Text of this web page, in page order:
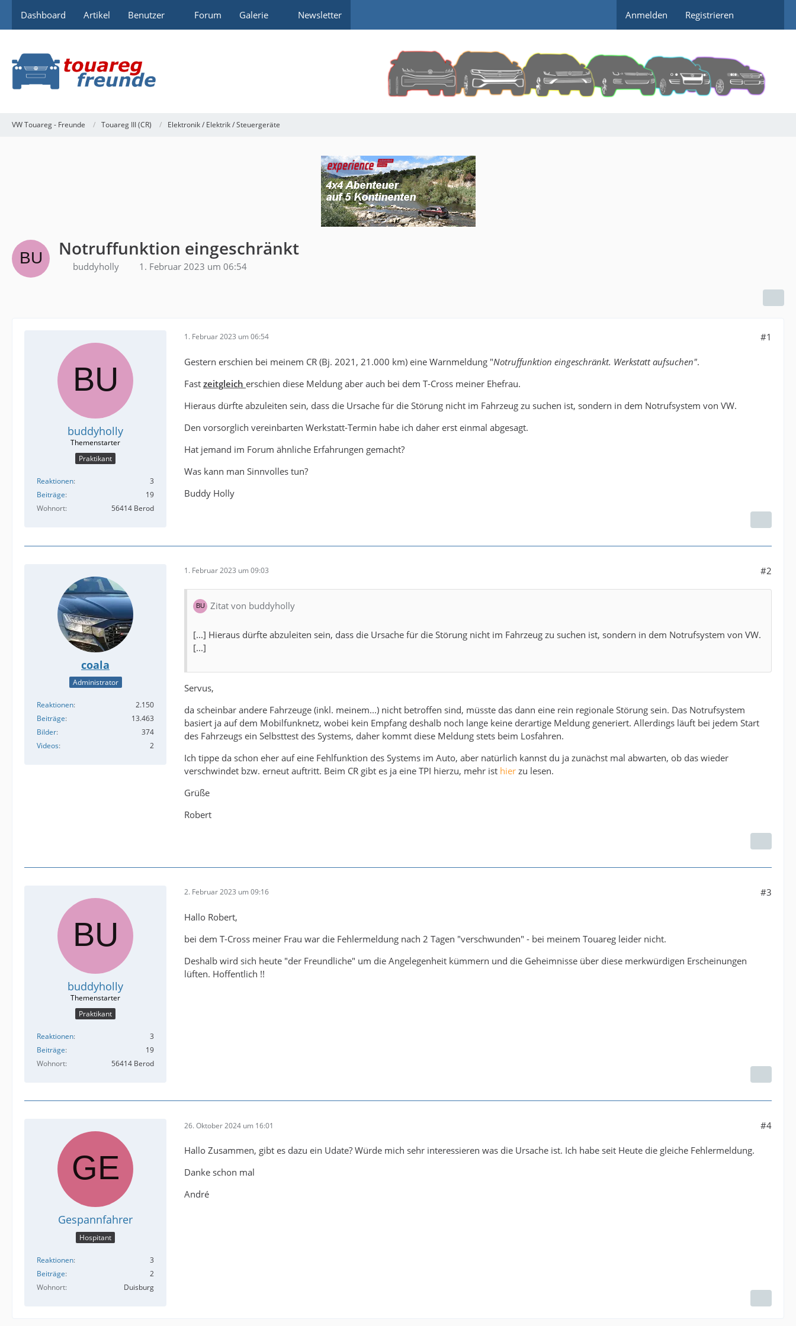
Dashboard Artikel Benutzer Forum Galerie Newsletter Anmelden Registrieren
VW Touareg - Freunde Touareg III (CR) Elektronik / Elektrik / Steuergeräte
Notruffunktion eingeschränkt
buddyholly 1. Februar 2023 um 06:54
buddyholly
Praktikant
Reaktionen
3
Beiträge
19
Wohnort
56414 Berod
1. Februar 2023 um 06:54 #1
Gestern erschien bei meinem CR (Bj. 2021, 21.000 km) eine Warnmeldung "Notruffunktion eingeschränkt. Werkstatt aufsuchen".
Fast zeitgleich erschien diese Meldung aber auch bei dem T-Cross meiner Ehefrau.
Hieraus dürfte abzuleiten sein, dass die Ursache für die Störung nicht im Fahrzeug zu suchen ist, sondern in dem Notrufsystem von VW.
Den vorsorglich vereinbarten Werkstatt-Termin habe ich daher erst einmal abgesagt.
Hat jemand im Forum ähnliche Erfahrungen gemacht?
Was kann man Sinnvolles tun?
Buddy Holly
coala
Administrator
Reaktionen
2.150
Beiträge
13.463
Bilder
374
Videos
2
1. Februar 2023 um 09:03 #2
Zitat von buddyholly
[...] Hieraus dürfte abzuleiten sein, dass die Ursache für die Störung nicht im Fahrzeug zu suchen ist, sondern in dem Notrufsystem von VW.
[...]
Servus,
da scheinbar andere Fahrzeuge (inkl. meinem...) nicht betroffen sind, müsste das dann eine rein regionale Störung sein. Das Notrufsystem
basiert ja auf dem Mobilfunknetz, wobei kein Empfang deshalb noch lange keine derartige Meldung generiert. Allerdings läuft bei jedem Start
des Fahrzeugs ein Selbsttest des Systems, daher kommt diese Meldung stets beim Losfahren.
Ich tippe da schon eher auf eine Fehlfunktion des Systems im Auto, aber natürlich kannst du ja zunächst mal abwarten, ob das wieder
verschwindet bzw. erneut auftritt. Beim CR gibt es ja eine TPI hierzu, mehr ist hier zu lesen.
Grüße
Robert
buddyholly
Praktikant
Reaktionen
3
Beiträge
19
Wohnort
56414 Berod
2. Februar 2023 um 09:16 #3
Hallo Robert,
bei dem T-Cross meiner Frau war die Fehlermeldung nach 2 Tagen "verschwunden" - bei meinem Touareg leider nicht.
Deshalb wird sich heute "der Freundliche" um die Angelegenheit kümmern und die Geheimnisse über diese merkwürdigen Erscheinungen
lüften. Hoffentlich !!
Gespannfahrer
Hospitant
Reaktionen
3
Beiträge
2
Wohnort
Duisburg
26. Oktober 2024 um 16:01 #4
Hallo Zusammen, gibt es dazu ein Udate? Würde mich sehr interessieren was die Ursache ist. Ich habe seit Heute die gleiche Fehlermeldung.
Danke schon mal
André